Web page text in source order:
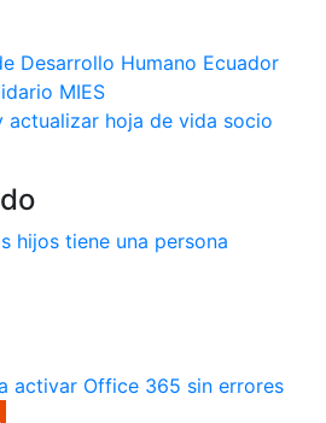
Desarrollo Humano Ecuador
MIES
actualizar hoja de vida socio
hijos tiene una persona
activar Office 365 sin errores